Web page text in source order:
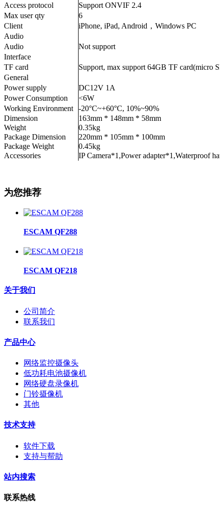
Access protocol
Support ONVIF 2.4
Max user qty
6
Client
iPhone, iPad, Android，Windows PC
Audio
Audio
Not support
Interface
TF card
Support, max support 64GB TF card(micro
General
Power supply
DC12V 1A
Power Consumption
<6W
Working Environment
-20°C~+60°C, 10%~90%
Dimension
163mm * 148mm * 58mm
Weight
0.35kg
Package Dimension
220mm * 105mm * 100mm
Package Weight
0.45kg
Accessories
IP Camera*1,Power adapter*1,Waterproof
为您推荐
ESCAM QF288
ESCAM QF218
关于我们
公司简介
联系我们
产品中心
网络监控摄像头
低功耗电池摄像机
网络硬盘录像机
门铃摄像机
其他
技术支持
软件下载
支持与帮助
站内搜索
联系热线